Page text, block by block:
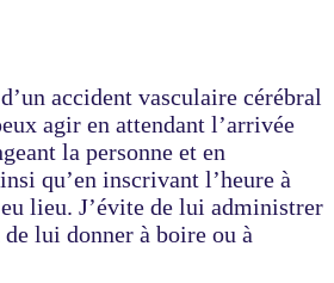
accident vasculaire cérébral
agir en attendant l’arrivée
la personne et en
qu’en inscrivant l’heure à
lieu. J’évite de lui administrer
lui donner à boire ou à